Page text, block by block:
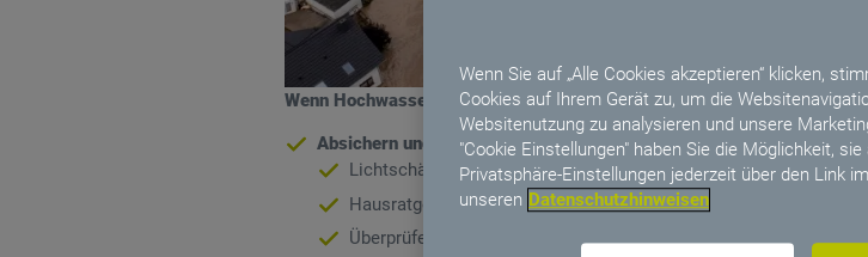
Wenn Hochwasser droht oder das Wasser bereits in den Keller
Absichern und Schäden verhindern:
Lichtschächte und Eingänge mit Sandsäcken absichern
Hausratgegenstände weg- oder hochräumen
Überprüfen, ob Rückstauklappe gereinigt werden muss und
Wenn Sie auf „Alle Cookies akzeptieren“ klicken,
Cookies auf Ihrem Gerät zu, um die
Websitenutzung zu analysieren und unsere
"Cookie Einstellungen" haben Sie die Möglichkeit,
Privatsphäre-Einstellungen jederzeit über den Link
unseren Datenschutzhinweisen